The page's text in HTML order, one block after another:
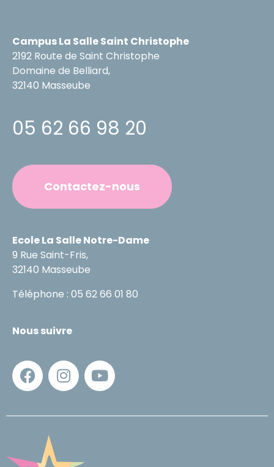
Campus La Salle Saint Christophe
2192 Route de Saint Christophe
Domaine de Belliard,
32140 Masseube
05 62 66 98 20
Contactez-nous
Ecole La Salle Notre-Dame
9 Rue Saint-Fris,
32140 Masseube
Téléphone : 05 62 66 01 80
Nous suivre